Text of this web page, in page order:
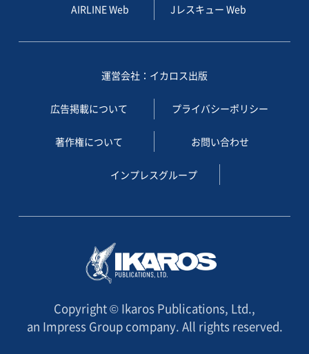
AIRLINE Web Jレスキュー Web
運営会社：イカロス出版
広告掲載について プライバシーポリシー
著作権について お問い合わせ
インプレスグループ
Copyright © Ikaros Publications, Ltd.,
an Impress Group company. All rights reserved.